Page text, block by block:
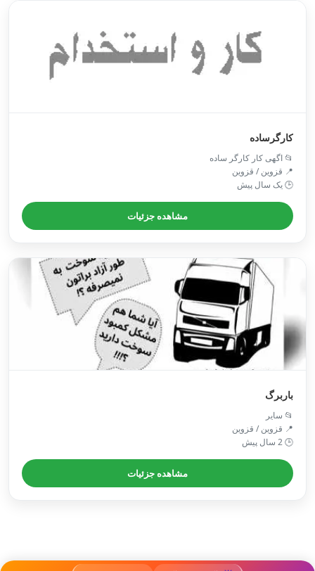
کارگرساده
📂 اگهی کار کارگر ساده
📍 قزوین / قزوین
🕒 یک سال پیش
مشاهده جزئیات
باربرگ
📂 سایر
📍 قزوین / قزوین
🕒 2 سال پیش
مشاهده جزئیات